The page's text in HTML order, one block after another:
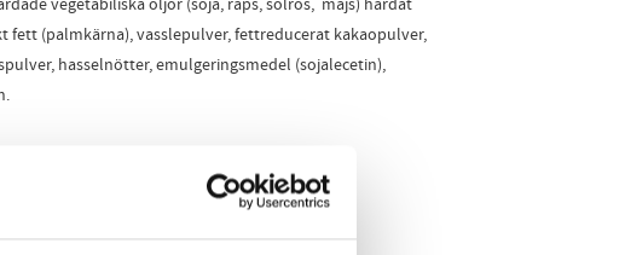
vegetabiliska oljor (soja, raps, solros, majs) härdat
fett (palmkärna), vasslepulver, fettreducerat kakaopulver,
hasselnötter, emulgeringsmedel (sojalecetin),